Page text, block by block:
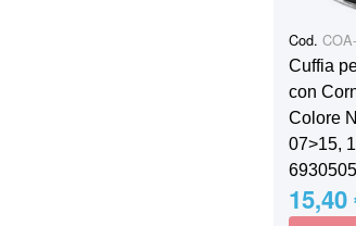
Cod.
Cuffia
con
Colore
07>15,
6930505
15,40